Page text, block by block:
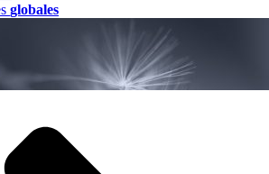
globales